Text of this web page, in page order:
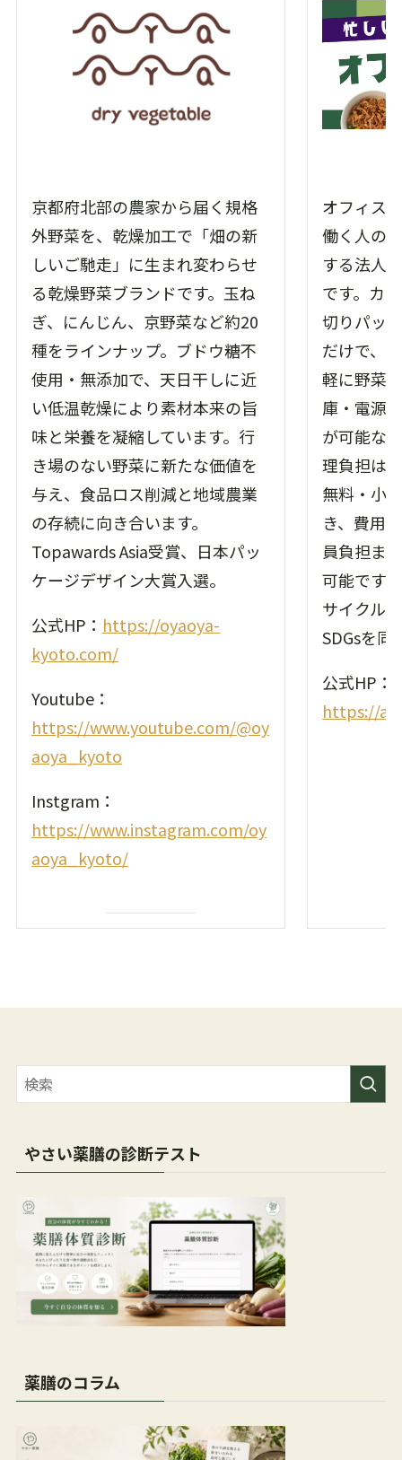
京都府北部の農家から届く規格
外野菜を、乾燥加工で「畑の新
しいご馳走」に生まれ変わらせ
る乾燥野菜ブランドです。玉ね
ぎ、にんじん、京野菜など約20
種をラインナップ。ブドウ糖不
使用・無添加で、天日干しに近
い低温乾燥により素材本来の旨
味と栄養を凝縮しています。行
き場のない野菜に新たな価値を
与え、食品ロス削減と地域農業
の存続に向き合います。
Topawards Asia受賞、日本パッ
ケージデザイン大賞入選。
公式HP： https://oyaoya-
kyoto.com/
Youtube：
https://www.youtube.com/@oy
aoya_kyoto
Instgram：
https://www.instagram.com/oy
aoya_kyoto/
オフィス
働く人の
する法人
です。カ
切りパッ
だけで、
軽に野菜
庫・電源
が可能な
理負担は
無料・小
き、費用
員負担ま
可能です
サイクル
SDGsを同
公式HP：
https://
やさい薬膳の診断テスト
薬膳のコラム